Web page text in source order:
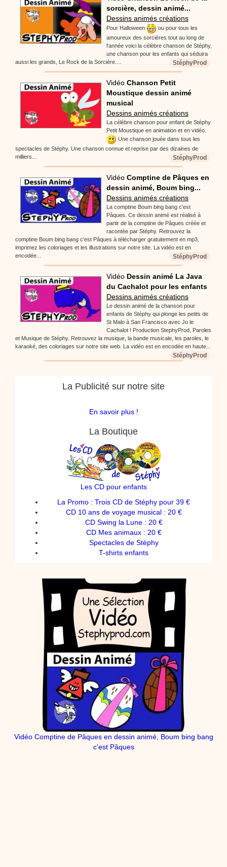
sorcière, dessin animé...
Dessins animés créations
Pour Halloween
ou pour tous les
amoureux des sorcières tout au long de
l'année voici la célèbre chanson de Stéphy,
une chanson pour les enfants qui séduira
aussi les grands, Le Rock de la Sorcière....
StéphyProd
Vidéo Chanson Petit
Moustique dessin animé
musical
Dessins animés créations
La célèbre chanson pour enfant de Stéphy
Petit Moustique en animation et en vidéo.
Une chanson jouée dans tous les
spectacles de Stéphy. Une chanson connue et reprise par des dizaines de
milliers...
StéphyProd
Vidéo Comptine de Pâques en
dessin animé, Boum bing...
Dessins animés créations
La comptine Boum bing bang c'est
Pâques. Ce dessin animé est réalisé à
partir de la comptine de Pâques créée et
racontée par Stéphy. Retrouvez la
comptine Boum bing bang c'est Pâques à télécharger gratuitement en mp3,
imprimez les coloriages et les illustrations sur notre site. La vidéo est en
encodée...
StéphyProd
Vidéo Dessin animé La Java
du Cachalot pour les enfants
Dessins animés créations
Le dessin animé de la chanson pour
enfants de Stéphy qui plonge les petits de
St Malo à San Francisco avec Jo le
Cachalot ! Production StephyProd, Paroles
et Musique de Stéphy. Retrouvez la musique, la bande musicale, les paroles, le
karaoké, des coloriages sur notre site web. La vidéo est en encodée en haute...
StéphyProd
La Publicité sur notre site
En savoir plus !
La Boutique
Les CD pour enfants
La Promo : Trois CD de Stéphy pour 39 €
CD 10 ans de voyage musical : 20 €
CD Swing la Lune : 20 €
CD Mes animaux : 20 €
Spectacles de Stéphy
T-shirts enfants
Vidéo Comptine de Pâques en dessin animé, Boum bing bang
c'est Pâques